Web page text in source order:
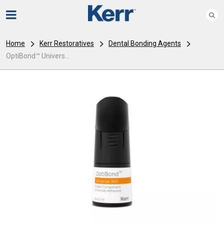
Home Kerr Restoratives
Dental Bonding Agents
OptiBond™ Univers...